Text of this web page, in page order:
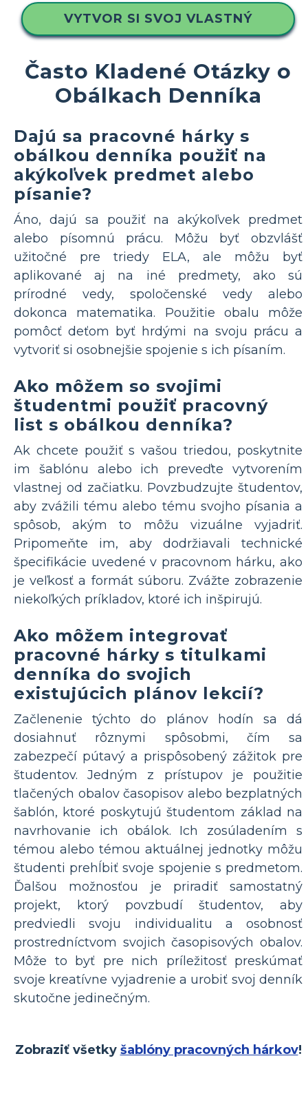
VYTVOR SI SVOJ VLASTNÝ
Často Kladené Otázky o
Obálkach Denníka
Dajú sa pracovné hárky s
obálkou denníka použiť na
akýkoľvek predmet alebo
písanie?
Áno, dajú sa použiť na akýkoľvek predmet
alebo písomnú prácu. Môžu byť obzvlášť
užitočné pre triedy ELA, ale môžu byť
aplikované aj na iné predmety, ako sú
prírodné vedy, spoločenské vedy alebo
dokonca matematika. Použitie obalu môže
pomôcť deťom byť hrdými na svoju prácu a
vytvoriť si osobnejšie spojenie s ich písaním.
Ako môžem so svojimi
študentmi použiť pracovný
list s obálkou denníka?
Ak chcete použiť s vašou triedou, poskytnite
im šablónu alebo ich preveďte vytvorením
vlastnej od začiatku. Povzbudzujte študentov,
aby zvážili tému alebo tému svojho písania a
spôsob, akým to môžu vizuálne vyjadriť.
Pripomeňte im, aby dodržiavali technické
špecifikácie uvedené v pracovnom hárku, ako
je veľkosť a formát súboru. Zvážte zobrazenie
niekoľkých príkladov, ktoré ich inšpirujú.
Ako môžem integrovať
pracovné hárky s titulkami
denníka do svojich
existujúcich plánov lekcií?
Začlenenie týchto do plánov hodín sa dá
dosiahnuť rôznymi spôsobmi, čím sa
zabezpečí pútavý a prispôsobený zážitok pre
študentov. Jedným z prístupov je použitie
tlačených obalov časopisov alebo bezplatných
šablón, ktoré poskytujú študentom základ na
navrhovanie ich obálok. Ich zosúladením s
témou alebo témou aktuálnej jednotky môžu
študenti prehĺbiť svoje spojenie s predmetom.
Ďalšou možnosťou je priradiť samostatný
projekt, ktorý povzbudí študentov, aby
predviedli svoju individualitu a osobnosť
prostredníctvom svojich časopisových obalov.
Môže to byť pre nich príležitosť preskúmať
svoje kreatívne vyjadrenie a urobiť svoj denník
skutočne jedinečným.
Zobraziť všetky šablóny pracovných hárkov!